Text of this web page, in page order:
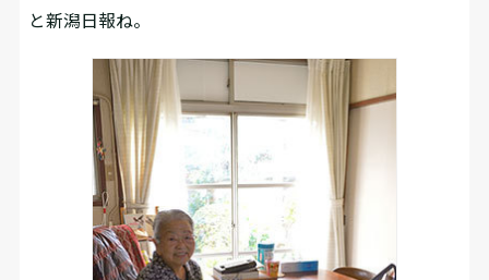
と新潟日報ね。